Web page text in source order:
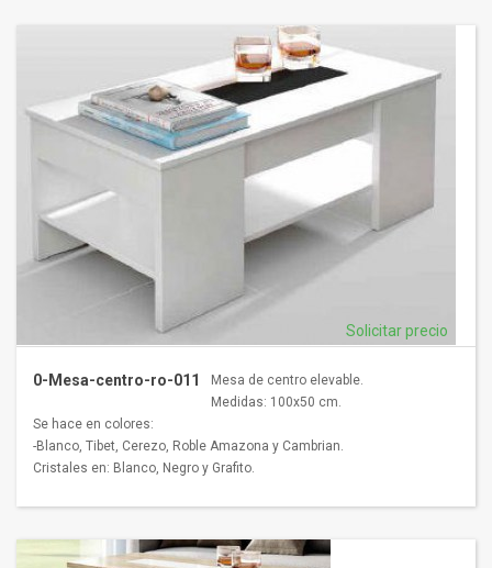
0-Mesa-centro-ro-011
Solicitar precio
Mesa de centro elevable.
Medidas: 100x50 cm.
Se hace en colores:
-Blanco, Tibet, Cerezo, Roble Amazona y Cambrian.
Cristales en: Blanco, Negro y Grafito.